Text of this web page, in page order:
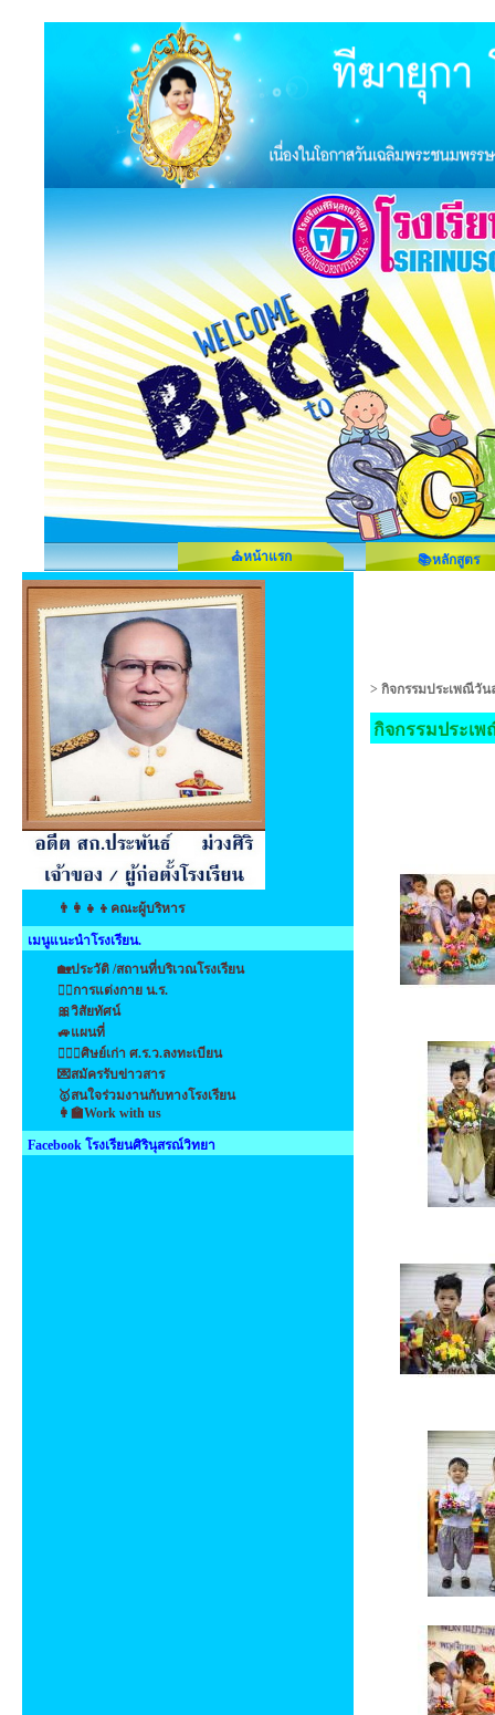
⛪หน้าแรก 📚หลักสูตร
👨‍👩‍👧‍👦คณะผู้บริหาร
เมนูแนะนำโรงเรียน.
🏡ประวัติ /สถานที่บริเวณโรงเรียน
👩‍⚕️การแต่งกาย น.ร.
🎀วิสัยทัศน์
🚙แผนที่
👩‍❤️‍👩ศิษย์เก่า ศ.ร.ว.ลงทะเบียน
💌สมัครรับข่าวสาร
🥇สนใจร่วมงานกับทางโรงเรียน
👩‍🏫Work with us
Facebook โรงเรียนศิรินุสรณ์วิทยา
> กิจกรรมประเพณีวัน
กิจกรรมประเ